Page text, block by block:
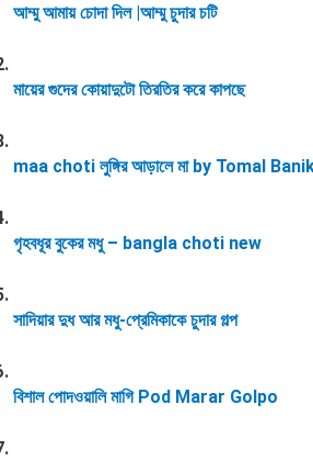
আম্মু আমায় চোদা দিল |আম্মু চুদার চটি
মায়ের গুদের কোয়াদুটো তিরতির করে কাপছে
maa choti লুঙ্গির আড়ালে মা by Tomal
গৃহবধূর বুকের মধু – bangla choti new
সাদিয়ার দুধ আর মধু-প্রেমিকাকে চুদার গল্প
বিশাল পোদওয়ালি মাগি Pod Marar Golpo